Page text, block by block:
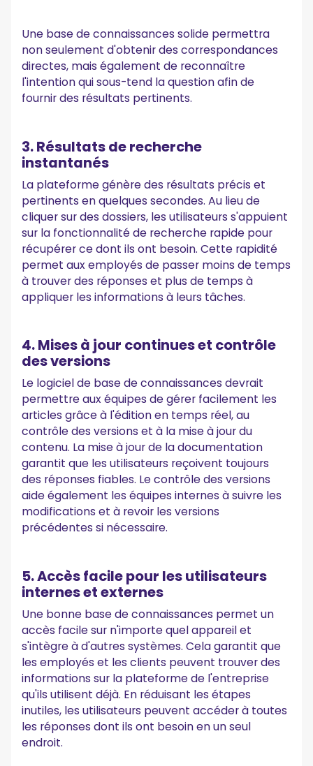
Une base de connaissances solide permettra
non seulement d'obtenir des correspondances
directes, mais également de reconnaître
l'intention qui sous-tend la question afin de
fournir des résultats pertinents.
3. Résultats de recherche
instantanés
La plateforme génère des résultats précis et
pertinents en quelques secondes. Au lieu de
cliquer sur des dossiers, les utilisateurs s'appuient
sur la fonctionnalité de recherche rapide pour
récupérer ce dont ils ont besoin. Cette rapidité
permet aux employés de passer moins de temps
à trouver des réponses et plus de temps à
appliquer les informations à leurs tâches.
4. Mises à jour continues et contrôle
des versions
Le logiciel de base de connaissances devrait
permettre aux équipes de gérer facilement les
articles grâce à l'édition en temps réel, au
contrôle des versions et à la mise à jour du
contenu. La mise à jour de la documentation
garantit que les utilisateurs reçoivent toujours
des réponses fiables. Le contrôle des versions
aide également les équipes internes à suivre les
modifications et à revoir les versions
précédentes si nécessaire.
5. Accès facile pour les utilisateurs
internes et externes
Une bonne base de connaissances permet un
accès facile sur n'importe quel appareil et
s'intègre à d'autres systèmes. Cela garantit que
les employés et les clients peuvent trouver des
informations sur la plateforme de l'entreprise
qu'ils utilisent déjà. En réduisant les étapes
inutiles, les utilisateurs peuvent accéder à toutes
les réponses dont ils ont besoin en un seul
endroit.